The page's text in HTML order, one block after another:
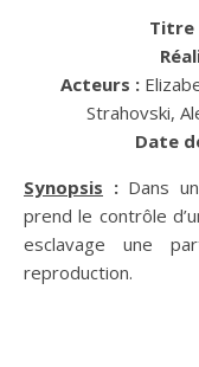
Titre
Acteurs :
Strahovski,
Date
Synopsis : Dans
prend le contrôle
esclavage une
reproduction.